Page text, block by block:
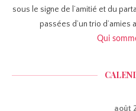
sous le signe de l’amitié et du
passées d’un trio d’amies
Qui
août